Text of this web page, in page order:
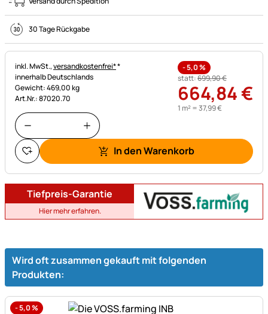
30 Tage Rückgabe
Steuerhinweis:
inkl. MwSt.,versandkostenfrei**
innerhalb Deutschlands
Gewicht: 469,00 kg
Art.Nr.: 87020.70
-5,0%
statt:699,90€
664,84€
1 m² =37,99€
In den Warenkorb
Tiefpreis-Garantie
Hier mehr erfahren.
Wird oft zusammen gekauft mit folgenden
Produkten:
-5,0%